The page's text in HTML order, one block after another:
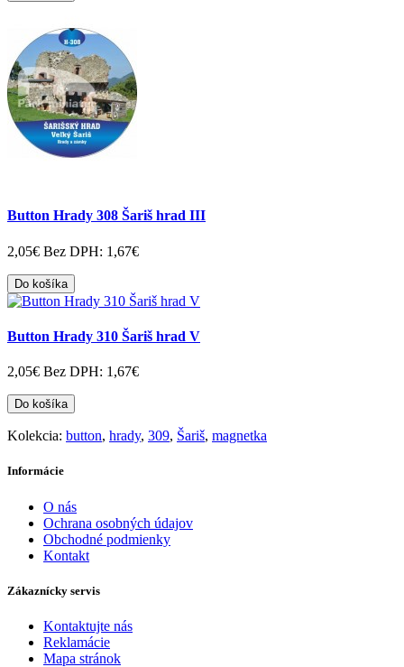
Button Hrady 308 Šariš hrad III
2,05€ Bez DPH: 1,67€
Do košíka
Button Hrady 310 Šariš hrad V
2,05€ Bez DPH: 1,67€
Do košíka
Kolekcia: button, hrady, 309, Šariš, magnetka
Informácie
O nás
Ochrana osobných údajov
Obchodné podmienky
Kontakt
Zákaznícky servis
Kontaktujte nás
Reklamácie
Mapa stránok